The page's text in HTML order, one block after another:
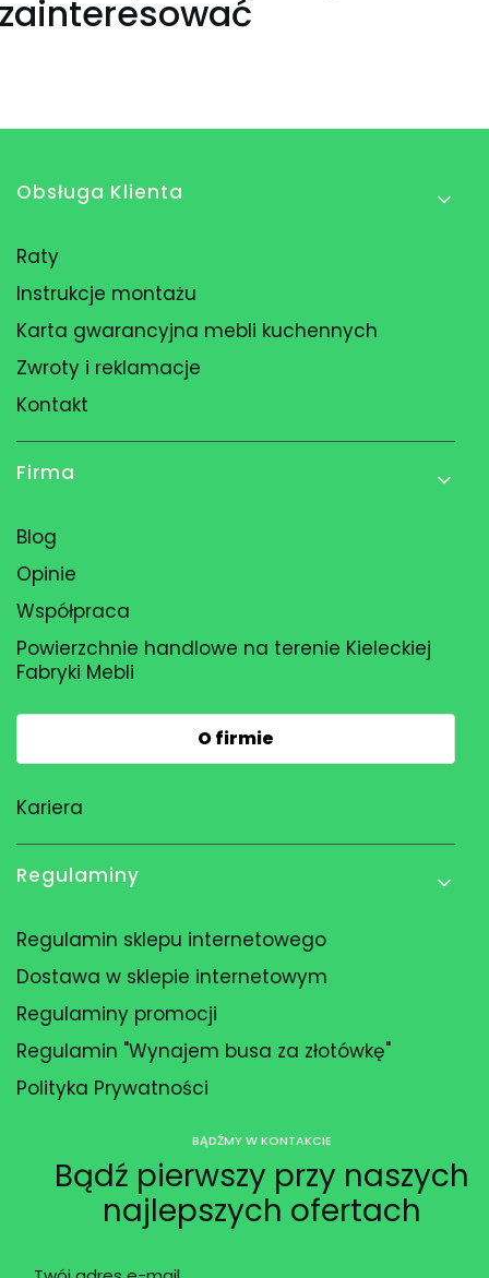
zainteresować
Linki w stopce
Obsługa Klienta
Raty
Instrukcje montażu
Karta gwarancyjna mebli kuchennych
Zwroty i reklamacje
Kontakt
Firma
Blog
Opinie
Współpraca
Powierzchnie handlowe na terenie Kieleckiej
Fabryki Mebli
O firmie
Kariera
Regulaminy
Regulamin sklepu internetowego
Dostawa w sklepie internetowym
Regulaminy promocji
Regulamin "Wynajem busa za złotówkę"
Polityka Prywatności
BĄDŹMY W KONTAKCIE
Bądź pierwszy przy naszych
najlepszych ofertach